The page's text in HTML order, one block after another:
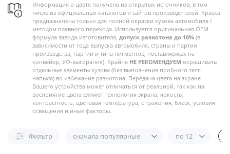
Информация о цвете получена из открытых источников, в том
числе из официальных каталогов и сайтов производителей. Краска
предназначена только для полной окраски кузова автомобиля /
методом плавного перехода. Используется оригинальная OEM-
формула завода-изготовителя, допуск разнотона до 10% (в
зависимости от года выпуска автомобиля, страны и партии
производства, партии и типа пигментов, поставляемых на
конвейер, УФ-выгорания). Крайне НЕ РЕКОМЕНДУЕМ окрашивать
отдельные элементы кузова (без выполнения пробного тест-
напыла) во избежание разнотона. Передача цвета на экране
Вашего устройства может отличаться от реальной, так как на
восприятие цвета влияют технология экрана, яркость,
контрастность, цветовая температура, отражения, блеск, условия
освещения и иные факторы.
Фильтр сначала популярные по 12